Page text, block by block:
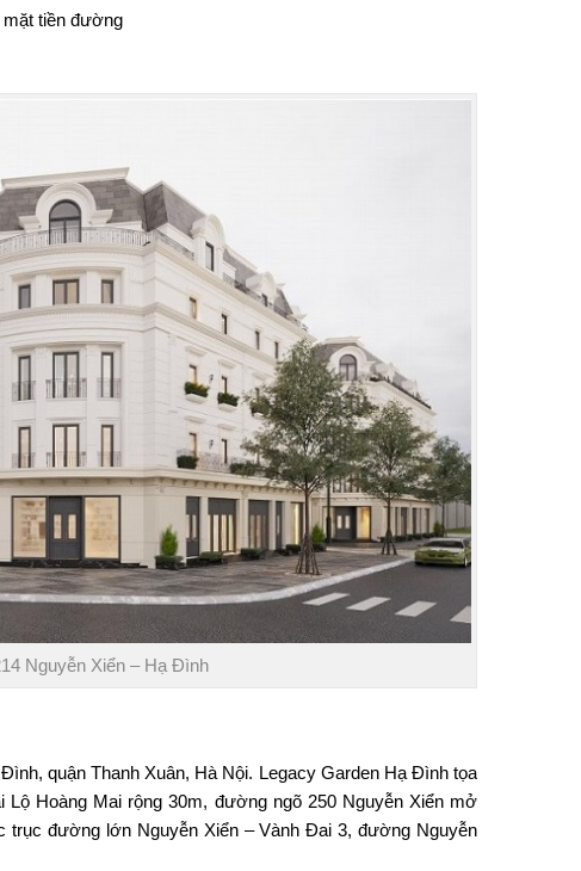
mặt tiền đường
Nguyễn Xiển – Hạ Đình
quận Thanh Xuân, Hà Nội. Legacy Garden Hạ Đìnhtọa
Hoàng Mai rộng 30m, đường ngõ 250 Nguyễn Xiển mở
trục đường lớn Nguyễn Xiển – Vành Đai 3, đường Nguyễn